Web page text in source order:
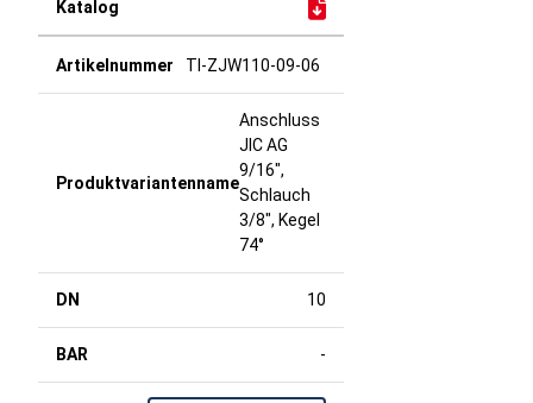
TI-ZJW110-09-06
Anschluss
JIC AG
9/16",
Schlauch
3/8", Kegel
74°
10
-